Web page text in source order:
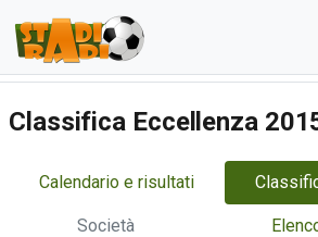
Classifica Eccellenza
Calendario e risultati
Società